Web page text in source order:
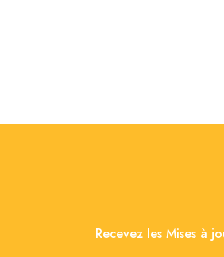
Recevez les Mises à